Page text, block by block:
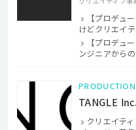
【プロデュ
けどクリエイ
【プロデュ
ンジニアから
PRODUCTION
TANGLE Inc.
クリエイテ